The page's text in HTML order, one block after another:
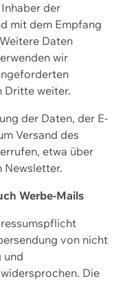
der
mit dem Empfang
Daten
wir
Dritte weiter.
der Daten, der E-
Versand des
etwa über
Newsletter.
Werbe-Mails
von nicht
und
Die